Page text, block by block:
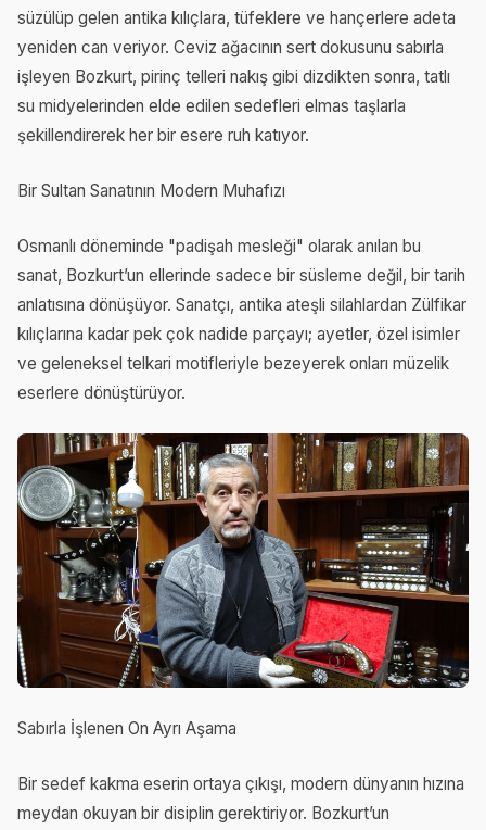
süzülüp gelen antika kılıçlara, tüfeklere ve hançerlere adeta
yeniden can veriyor. Ceviz ağacının sert dokusunu sabırla
işleyen Bozkurt, pirinç telleri nakış gibi dizdikten sonra, tatlı
su midyelerinden elde edilen sedefleri elmas taşlarla
şekillendirerek her bir esere ruh katıyor.
Bir Sultan Sanatının Modern Muhafızı
Osmanlı döneminde "padişah mesleği" olarak anılan bu
sanat, Bozkurt’un ellerinde sadece bir süsleme değil, bir tarih
anlatısına dönüşüyor. Sanatçı, antika ateşli silahlardan Zülfikar
kılıçlarına kadar pek çok nadide parçayı; ayetler, özel isimler
ve geleneksel telkari motifleriyle bezeyerek onları müzelik
eserlere dönüştürüyor.
Sabırla İşlenen On Ayrı Aşama
Bir sedef kakma eserin ortaya çıkışı, modern dünyanın hızına
meydan okuyan bir disiplin gerektiriyor. Bozkurt’un